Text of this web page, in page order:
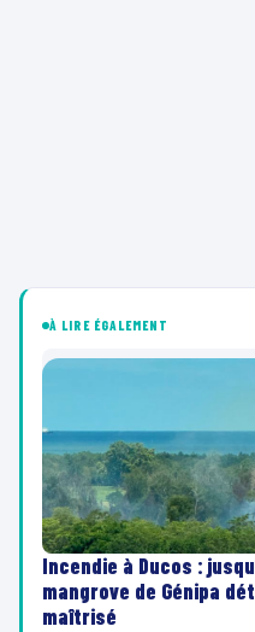
À LIRE ÉGALEMENT
Incendie à Ducos :
mangrove de Génipa
maîtrisé